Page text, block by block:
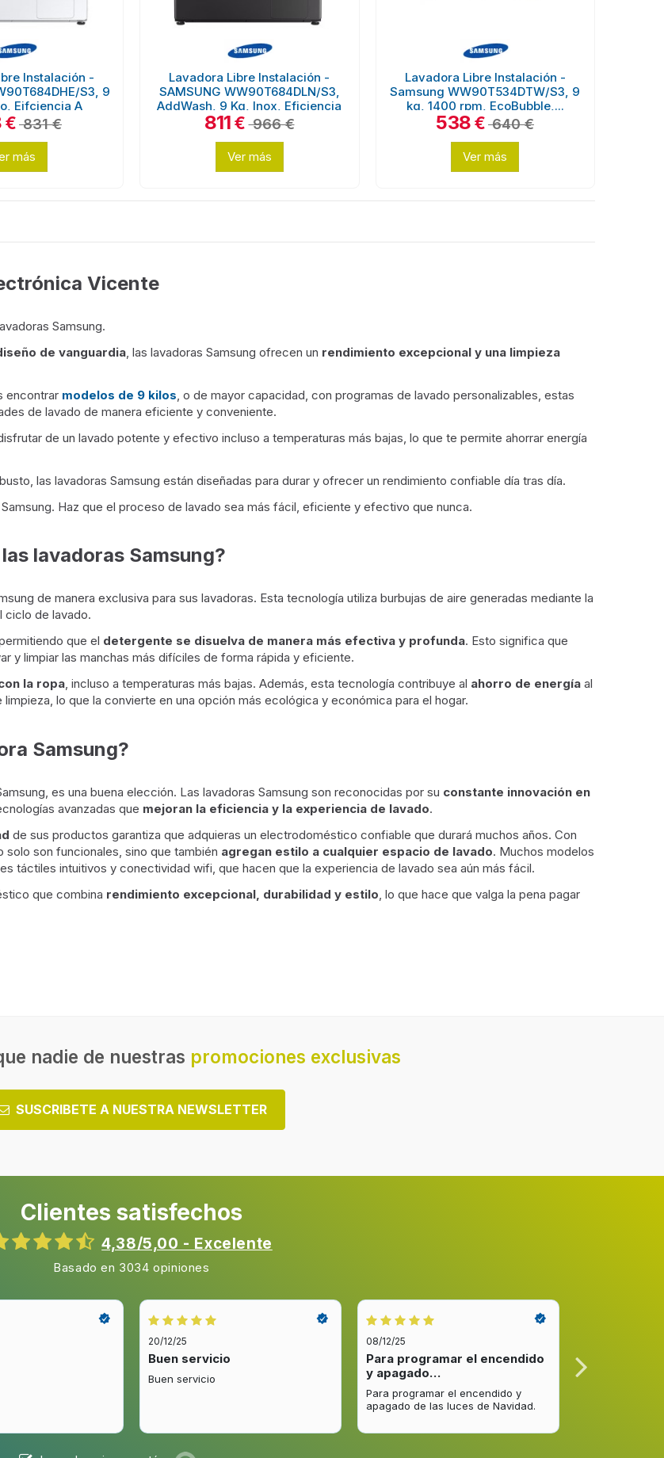
Instalación -
S3, 9
Eifciencia A
€831 €
más
Lavadora Libre Instalación -
SAMSUNG WW90T684DLN/S3,
AddWash, 9 Kg, Inox, Eficiencia
811 € 966 €
Ver más
Lavadora Libre Instalación -
Samsung WW90T534DTW/S3, 9
kg, 1400 rpm, EcoBubble,...
538€640 €
Ver más
Vicente
Samsung.
de vanguardia , las lavadoras Samsung ofrecen un rendimiento excepcional y una limpieza
encontrar modelos de 9 kilos , o de mayor capacidad, con programas de lavado personalizables, estas
de lavado de manera eficiente y conveniente.
de un lavado potente y efectivo incluso a temperaturas más bajas, lo que te permite ahorrar energía
las lavadoras Samsung están diseñadas para durar y ofrecer un rendimiento confiable día tras día.
Haz que el proceso de lavado sea más fácil, eficiente y efectivo que nunca.
lavadoras Samsung?
de manera exclusiva para sus lavadoras. Esta tecnología utiliza burbujas de aire generadas mediante la
ciclo de lavado.
que el detergente se disuelva de manera más efectiva y profunda. Esto significa que
y limpiar las manchas más difíciles de forma rápida y eficiente.
la ropa, incluso a temperaturas más bajas. Además, esta tecnología contribuye al ahorro de energía al
lo que la convierte en una opción más ecológica y económica para el hogar.
Samsung?
es una buena elección. Las lavadoras Samsung son reconocidas por su constante innovación en
avanzadas que mejoran la eficiencia y la experiencia de lavado.
de sus productos garantiza que adquieras un electrodoméstico confiable que durará muchos años. Con
solo son funcionales, sino que también agregan estilo a cualquier espacio de lavado. Muchos modelos
táctiles intuitivos y conectividad wifi, que hacen que la experiencia de lavado sea aún más fácil.
que combina rendimiento excepcional, durabilidad y estilo , lo que hace que valga la pena pagar
nadie de nuestras promociones exclusivas
SUSCRIBETE A NUESTRA NEWSLETTER
Clientes satisfechos
4,38/5,00 - Excelente
Basado en 3034 opiniones
20/12/25
Buen servicio
Buen servicio
08/12/25
Para programar el encendido
y apagado…
Para programar el encendido y
apagado de las luces de Navidad.
venta y…